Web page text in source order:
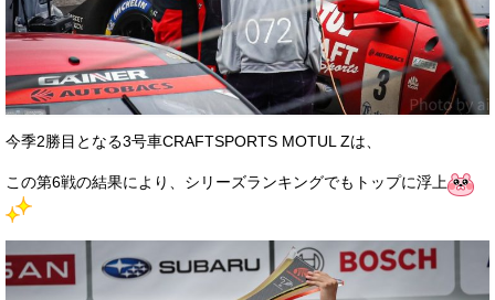
今季2勝目となる3号車CRAFTSPORTS MOTUL Zは、
この第6戦の結果により、シリーズランキングでもトップに浮上